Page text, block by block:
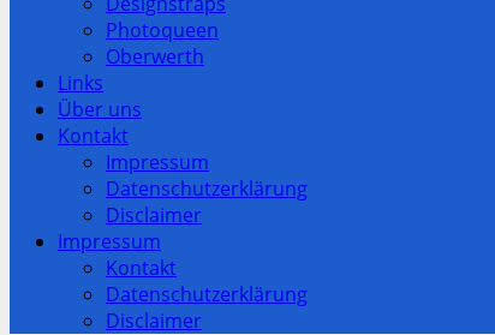
Photoqueen
Oberwerth
Links
Über uns
Kontakt
Impressum
Datenschutzerklärung
Disclaimer
Impressum
Kontakt
Datenschutzerklärung
Disclaimer